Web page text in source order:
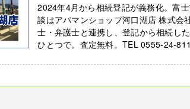
2024年4月から相続登記が義務化。富
談はアパマンショップ河口湖店 株式会
士・弁護士と連携し、登記から相続し
ひとつで。査定無料。TEL 0555-24-